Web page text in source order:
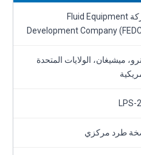
شركة Fluid Equipment
Development Company
ميشيغان، الولايات المتحدة
LPS-
طرد مركزي